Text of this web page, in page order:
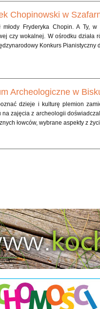
Chopinowski w
młody Fryderyka Chopin. A Ty,
czy wokalnej. W ośrodku działa
Konkurs Pianistyczny
Archeologiczne w
dzieje i kulturę plemion
na zajęcia z archeologii
łowców, wybrane aspekty z